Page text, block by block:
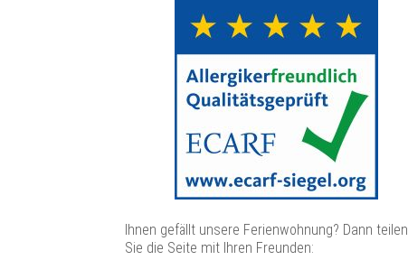
Ihnen gefällt unsere Ferienwohnung? Dann teilen
Sie die Seite mit Ihren Freunden: